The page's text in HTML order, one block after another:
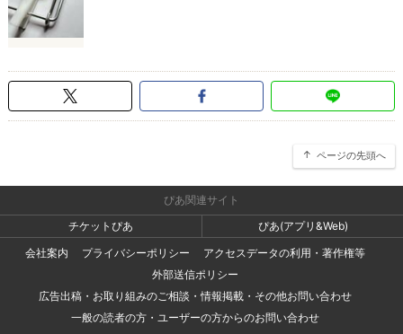
ページの先頭へ
ぴあ関連サイト
チケットぴあ
ぴあ(アプリ&Web)
会社案内
プライバシーポリシー
アクセスデータの利用・著作権等
外部送信ポリシー
広告出稿・お取り組みのご相談・情報掲載・その他お問い合わせ
一般の読者の方・ユーザーの方からのお問い合わせ